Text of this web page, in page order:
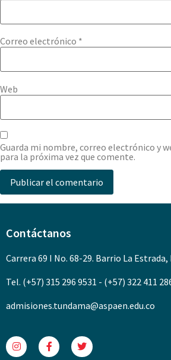
Correo electrónico *
Web
Guarda mi nombre, correo electrónico y
para la próxima vez que comente.
Contáctanos
Carrera 69 I No. 68-29. Barrio La
Tel. (+57) 315 296 9531 - (+57) 322 411
admisiones.tundama@aspaen.edu.co